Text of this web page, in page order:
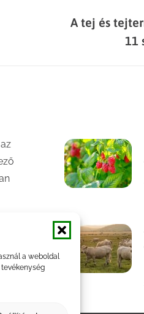
a weboldal
Next
A tej és
11